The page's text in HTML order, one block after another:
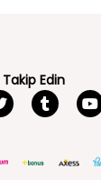
Takip Edin